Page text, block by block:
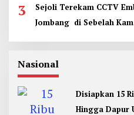
3
Sejoli Terekam CCTV
Jombang di Sebelah
Nasional
Disiapkan 15
Hingga Dapur